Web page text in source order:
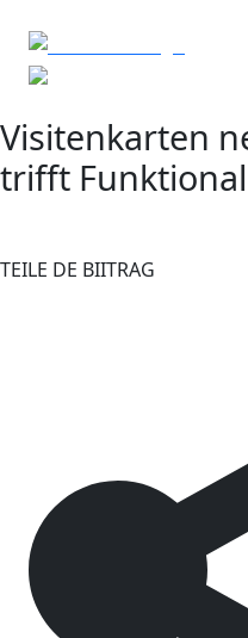
Visitenkarten
trifft
TEILE DE BIITRAG